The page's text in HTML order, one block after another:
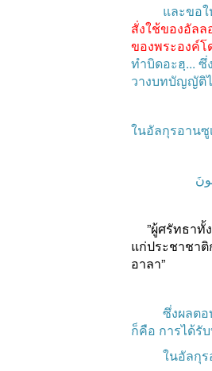
และขอให้
สั่งใช้ของอัลล
ของพระองค์โ
ทำบิดอะฮฺ... ซึ่
วางบทบัญญัติ
ในอัลกุรอานซู
”ผู้ศรัทธาทั้
แก่ประชาชา
อาลา”
ซึ่งผลตอบ
ก็คือ การได้รั
ในอัลกุ